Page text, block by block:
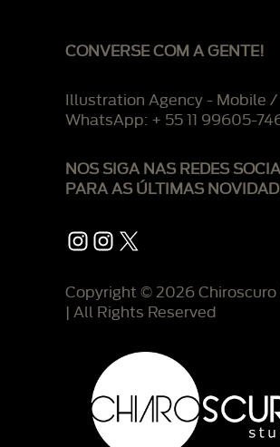
CONVERSE COM A GENTE!
Illustration Agency - Mobile /
WhatsApp: + 55 11 99605-
NOS SIGA NAS REDES
PARA AS ÚLTIMAS
Instagram
Instagram
X
Copyright © 2026 Chiroscuro
| All Rights Reserved